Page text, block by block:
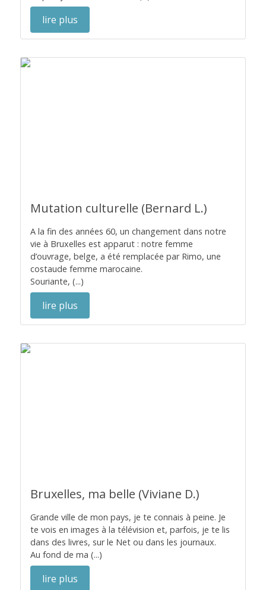
lire plus
Mutation culturelle (Bernard L.)
A la fin des années 60, un changement dans notre
vie à Bruxelles est apparut : notre femme
d’ouvrage, belge, a été remplacée par Rimo, une
costaude femme marocaine.
Souriante, (...)
lire plus
Bruxelles, ma belle (Viviane D.)
Grande ville de mon pays, je te connais à peine. Je
te vois en images à la télévision et, parfois, je te lis
dans des livres, sur le Net ou dans les journaux.
Au fond de ma (...)
lire plus